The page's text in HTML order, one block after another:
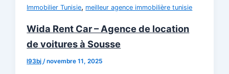
Immobilier Tunisie, meilleur agence immobilière tunisie
Wida Rent Car – Agence de location
de voitures à Sousse
l93bj/novembre 11, 2025